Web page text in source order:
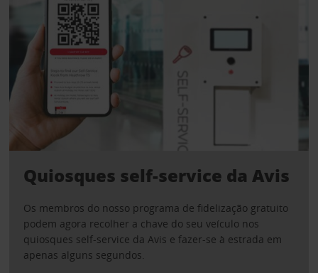
Quiosques self-service da Avis
Os membros do nosso programa de fidelização gratuito
podem agora recolher a chave do seu veículo nos
quiosques self-service da Avis e fazer-se à estrada em
apenas alguns segundos.